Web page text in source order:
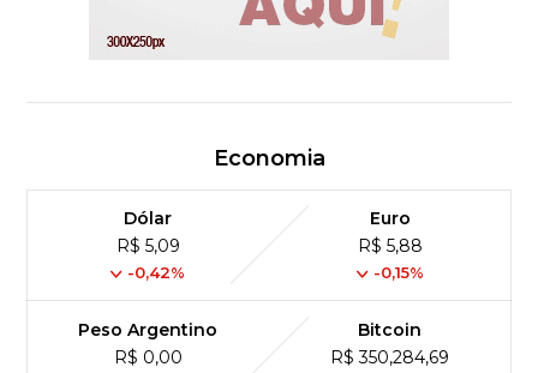
Economia
Dólar
R$ 5,09
-0,42%
Euro
R$ 5,88
-0,15%
Peso Argentino
R$ 0,00
Bitcoin
R$ 350,284,69